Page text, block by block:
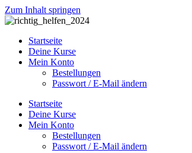
Zum Inhalt springen
Startseite
Deine Kurse
Mein Konto
Bestellungen
Passwort / E-Mail ändern
Startseite
Deine Kurse
Mein Konto
Bestellungen
Passwort / E-Mail ändern